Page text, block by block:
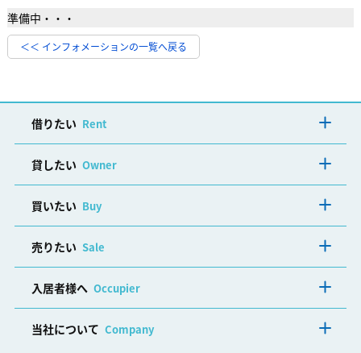
準備中・・・
＜＜ インフォメーションの一覧へ戻る
借りたい Rent
貸したい Owner
買いたい Buy
売りたい Sale
入居者様へ Occupier
当社について Company